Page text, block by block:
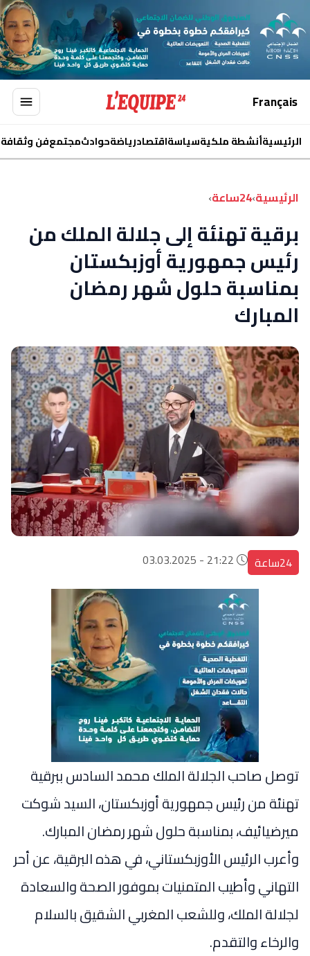
Français
الرئيسيةأنشطة ملكيةسياسةاقتصادرياضةحوادثمجتمعفن وثقافة
الرئيسية›24ساعة ›
برقية تهنئة إلى جلالة الملك من
رئيس جمهورية أوزبكستان
بمناسبة حلول شهر رمضان
المبارك
24ساعة
توصل صاحب الجلالة الملك محمد السادس ببرقية
تهنئة من رئيس جمهورية أوزبكستان، السيد شوكت
ميرضيائيف، بمناسبة حلول شهر رمضان المبارك.
وأعرب الرئيس الأوزبكستاني، في هذه البرقية، عن أحر
التهاني وأطيب المتمنيات بموفور الصحة والسعادة
لجلالة الملك، وللشعب المغربي الشقيق بالسلام
والرخاء والتقدم.